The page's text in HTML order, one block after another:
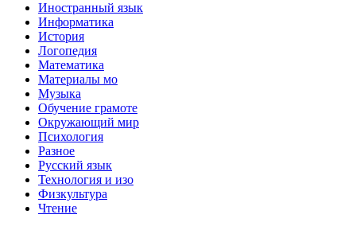
Иностранный язык
Информатика
История
Логопедия
Математика
Материалы мо
Музыка
Обучение грамоте
Окружающий мир
Психология
Разное
Русский язык
Технология и изо
Физкультура
Чтение